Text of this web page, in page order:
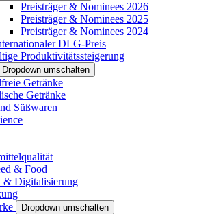
Preisträger & Nominees 2026
Preisträger & Nominees 2025
Preisträger & Nominees 2024
DLG-Preis
Produktivitätssteigerung
Dropdown umschalten
Getränke
Getränke
Süßwaren
& Food
& Digitalisierung
Dropdown umschalten